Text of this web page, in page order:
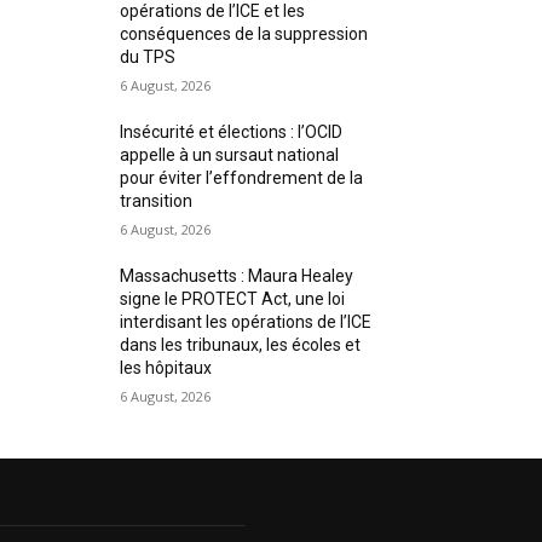
opérations de l’ICE et les
conséquences de la suppression
du TPS
6 August, 2026
Insécurité et élections : l’OCID
appelle à un sursaut national
pour éviter l’effondrement de la
transition
6 August, 2026
Massachusetts : Maura Healey
signe le PROTECT Act, une loi
interdisant les opérations de l’ICE
dans les tribunaux, les écoles et
les hôpitaux
6 August, 2026